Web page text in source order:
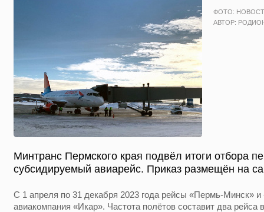
ФОТО:
АВТОР:
Минтранс Пермского края подвёл итоги отбора
субсидируемый авиарейс. Приказ размещён на
С 1 апреля по 31 декабря 2023 года рейсы «Пермь-Минск»
авиакомпания «Икар». Частота полётов составит два рейса